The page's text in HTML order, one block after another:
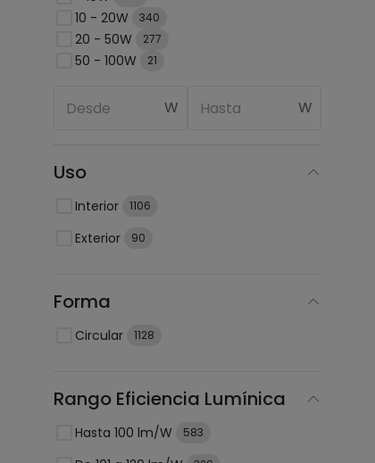
10 - 20W 340
20 - 50W 277
50 - 100W 21
W W
Uso
Interior 1106
Exterior 90
Forma
Circular 1128
Rango Eficiencia Lumínica
Hasta 100 lm/W 583